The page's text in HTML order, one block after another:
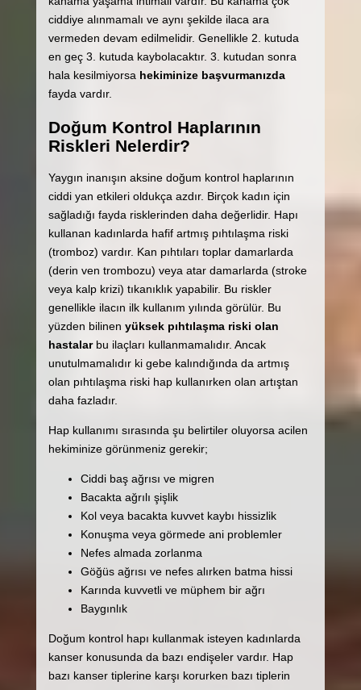
ciddiye alınmamalı ve aynı şekilde ilaca ara
vermeden devam edilmelidir. Genellikle 2. kutuda
en geç 3. kutuda kaybolacaktır. 3. kutudan sonra
hala kesilmiyorsa hekiminize başvurmanızda
fayda vardır.
Doğum Kontrol Haplarının
Riskleri Nelerdir?
Yaygın inanışın aksine doğum kontrol haplarının
ciddi yan etkileri oldukça azdır. Birçok kadın için
sağladığı fayda risklerinden daha değerlidir. Hapı
kullanan kadınlarda hafif artmış pıhtılaşma riski
(tromboz) vardır. Kan pıhtıları toplar damarlarda
(derin ven trombozu) veya atar damarlarda (stroke
veya kalp krizi) tıkanıklık yapabilir. Bu riskler
genellikle ilacın ilk kullanım yılında görülür. Bu
yüzden bilinen yüksek pıhtılaşma riski olan
hastalarbu ilaçları kullanmamalıdır. Ancak
unutulmamalıdır ki gebe kalındığında da artmış
olan pıhtılaşma riski hap kullanırken olan artıştan
daha fazladır.
Hap kullanımı sırasında şu belirtiler oluyorsa acilen
hekiminize görünmeniz gerekir;
Ciddi baş ağrısı ve migren
Bacakta ağrılı şişlik
Kol veya bacakta kuvvet kaybı hissizlik
Konuşma veya görmede ani problemler
Nefes almada zorlanma
Göğüs ağrısı ve nefes alırken batma hissi
Karında kuvvetli ve müphem bir ağrı
Baygınlık
Doğum kontrol hapı kullanmak isteyen kadınlarda
kanser konusunda da bazı endişeler vardır. Hap
bazı kanser tiplerine karşı korurken bazı tiplerin